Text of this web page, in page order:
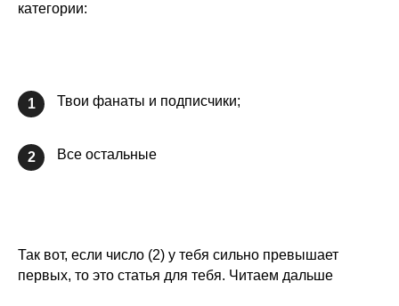
категории:
1 Твои фанаты и подписчики;
2 Все остальные
Так вот, если число (2) у тебя сильно превышает
первых, то это статья для тебя. Читаем дальше